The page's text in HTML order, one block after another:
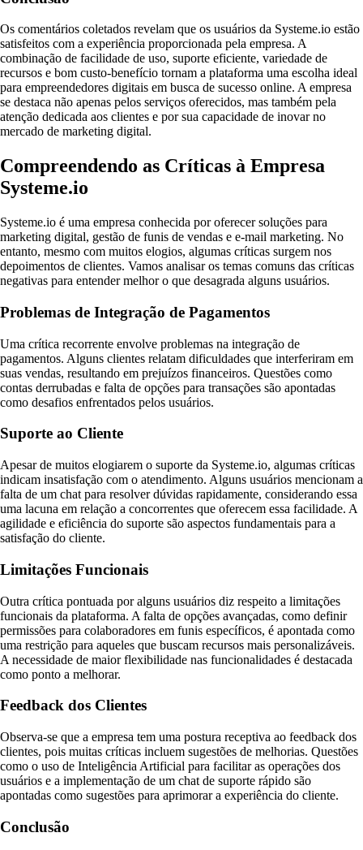
Os comentários coletados revelam que os usuários da Systeme.io estão
satisfeitos com a experiência proporcionada pela empresa. A
combinação de facilidade de uso, suporte eficiente, variedade de
recursos e bom custo-benefício tornam a plataforma uma escolha ideal
para empreendedores digitais em busca de sucesso online. A empresa
se destaca não apenas pelos serviços oferecidos, mas também pela
atenção dedicada aos clientes e por sua capacidade de inovar no
mercado de marketing digital.
Compreendendo as Críticas à Empresa
Systeme.io
Systeme.io é uma empresa conhecida por oferecer soluções para
marketing digital, gestão de funis de vendas e e-mail marketing. No
entanto, mesmo com muitos elogios, algumas críticas surgem nos
depoimentos de clientes. Vamos analisar os temas comuns das críticas
negativas para entender melhor o que desagrada alguns usuários.
Problemas de Integração de Pagamentos
Uma crítica recorrente envolve problemas na integração de
pagamentos. Alguns clientes relatam dificuldades que interferiram em
suas vendas, resultando em prejuízos financeiros. Questões como
contas derrubadas e falta de opções para transações são apontadas
como desafios enfrentados pelos usuários.
Suporte ao Cliente
Apesar de muitos elogiarem o suporte da Systeme.io, algumas críticas
indicam insatisfação com o atendimento. Alguns usuários mencionam a
falta de um chat para resolver dúvidas rapidamente, considerando essa
uma lacuna em relação a concorrentes que oferecem essa facilidade. A
agilidade e eficiência do suporte são aspectos fundamentais para a
satisfação do cliente.
Limitações Funcionais
Outra crítica pontuada por alguns usuários diz respeito a limitações
funcionais da plataforma. A falta de opções avançadas, como definir
permissões para colaboradores em funis específicos, é apontada como
uma restrição para aqueles que buscam recursos mais personalizáveis.
A necessidade de maior flexibilidade nas funcionalidades é destacada
como ponto a melhorar.
Feedback dos Clientes
Observa-se que a empresa tem uma postura receptiva ao feedback dos
clientes, pois muitas críticas incluem sugestões de melhorias. Questões
como o uso de Inteligência Artificial para facilitar as operações dos
usuários e a implementação de um chat de suporte rápido são
apontadas como sugestões para aprimorar a experiência do cliente.
Conclusão